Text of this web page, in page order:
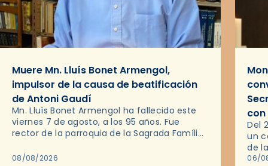
Muere Mn. Lluís Bonet Armengol,
impulsor de la causa de beatificación
de Antoni Gaudí
Mn. Lluís Bonet Armengol ha fallecido este
viernes 7 de agosto, a los 95 años. Fue
rector de la parroquia de la Sagrada Família
08/08/2026
Del
un
de
en
06/